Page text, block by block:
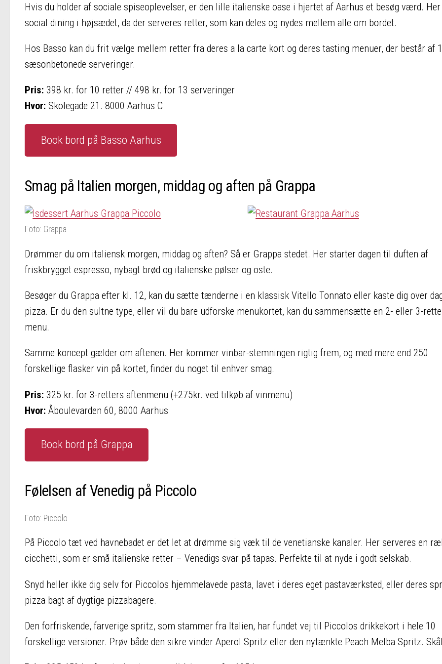
Hvis du holder af sociale spiseoplevelser, er den lille italienske oase i hjertet af Aarhus et besøg værd.
social dining i højsædet, da der serveres retter, som kan deles og nydes mellem alle om bordet.
Hos Basso kan du frit vælge mellem retter fra deres a la carte kort og deres tasting menuer, der består af
sæsonbetonede serveringer.
Pris: 398 kr. for 10 retter // 498 kr. for 13 serveringer
Hvor: Skolegade 21. 8000 Aarhus C
Book bord på Basso Aarhus
Smag på Italien morgen, middag og aften på Grappa
Foto: Grappa
Drømmer du om italiensk morgen, middag og aften? Så er Grappa stedet. Her starter dagen til duften af
friskbrygget espresso, nybagt brød og italienske pølser og oste.
Besøger du Grappa efter kl. 12, kan du sætte tænderne i en klassisk Vitello Tonnato eller kaste dig over
pizza. Er du den sultne type, eller vil du bare udforske menukortet, kan du sammensætte en 2- eller 3-
menu.
Samme koncept gælder om aftenen. Her kommer vinbar-stemningen rigtig frem, og med mere end 250
forskellige flasker vin på kortet, finder du noget til enhver smag.
Pris: 325 kr. for 3-retters aftenmenu (+275kr. ved tilkøb af vinmenu)
Hvor: Åboulevarden 60, 8000 Aarhus
Book bord på Grappa
Følelsen af Venedig på Piccolo
Foto: Piccolo
På Piccolo tæt ved havnebadet er det let at drømme sig væk til de venetianske kanaler. Her serveres en
cicchetti, som er små italienske retter – Venedigs svar på tapas. Perfekte til at nyde i godt selskab.
Snyd heller ikke dig selv for Piccolos hjemmelavede pasta, lavet i deres eget pastaværksted, eller deres
pizza bagt af dygtige pizzabagere.
Den forfriskende, farverige spritz, som stammer fra Italien, har fundet vej til Piccolos drikkekort i hele 10
forskellige versioner. Prøv både den sikre vinder Aperol Spritz eller den nytænkte Peach Melba Spritz.